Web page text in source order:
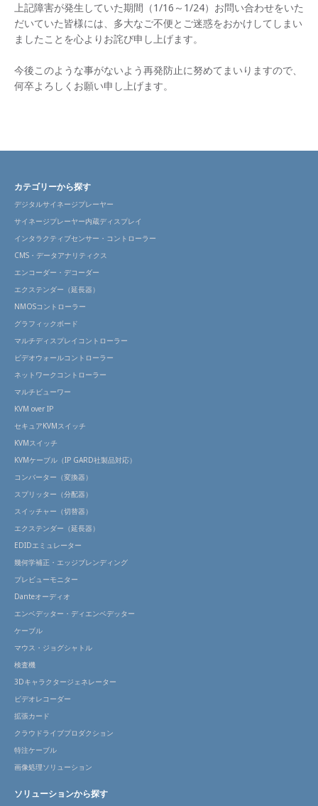
上記障害が発生していた期間（1/16～1/24）お問い合わせをいた
だいていた皆様には、多大なご不便とご迷惑をおかけしてしまい
ましたことを心よりお詫び申し上げます。
今後このような事がないよう再発防止に努めてまいりますので、
何卒よろしくお願い申し上げます。
カテゴリーから探す
デジタルサイネージプレーヤー
サイネージプレーヤー内蔵ディスプレイ
インタラクティブセンサー・コントローラー
CMS・データアナリティクス
エンコーダー・デコーダー
エクステンダー（延長器）
NMOSコントローラー
グラフィックボード
マルチディスプレイコントローラー
ビデオウォールコントローラー
ネットワークコントローラー
マルチビューワー
KVM over IP
セキュアKVMスイッチ
KVMスイッチ
KVMケーブル（IP GARD社製品対応）
コンバーター（変換器）
スプリッター（分配器）
スイッチャー（切替器）
エクステンダー（延長器）
EDIDエミュレーター
幾何学補正・エッジブレンディング
プレビューモニター
Danteオーディオ
エンベデッター・ディエンベデッター
ケーブル
マウス・ジョグシャトル
検査機
3Dキャラクタージェネレーター
ビデオレコーダー
拡張カード
クラウドライブプロダクション
特注ケーブル
画像処理ソリューション
ソリューションから探す